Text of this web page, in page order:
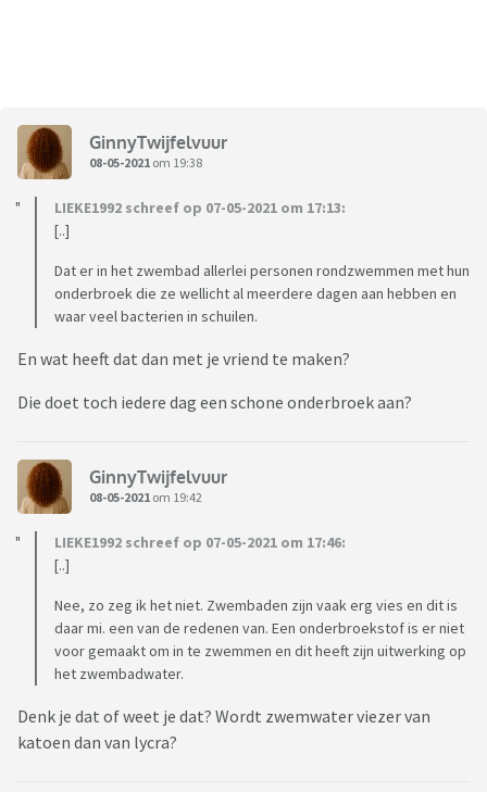
GinnyTwijfelvuur
08-05-2021 om 19:38
LIEKE1992 schreef op 07-05-2021 om 17:13:
[..]
Dat er in het zwembad allerlei personen rondzwemmen met hun
onderbroek die ze wellicht al meerdere dagen aan hebben en
waar veel bacterien in schuilen.
En wat heeft dat dan met je vriend te maken?
Die doet toch iedere dag een schone onderbroek aan?
GinnyTwijfelvuur
08-05-2021 om 19:42
LIEKE1992 schreef op 07-05-2021 om 17:46:
[..]
Nee, zo zeg ik het niet. Zwembaden zijn vaak erg vies en dit is
daar mi. een van de redenen van. Een onderbroekstof is er niet
voor gemaakt om in te zwemmen en dit heeft zijn uitwerking op
het zwembadwater.
Denk je dat of weet je dat? Wordt zwemwater viezer van
katoen dan van lycra?